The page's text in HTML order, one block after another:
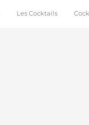
Les Cocktails